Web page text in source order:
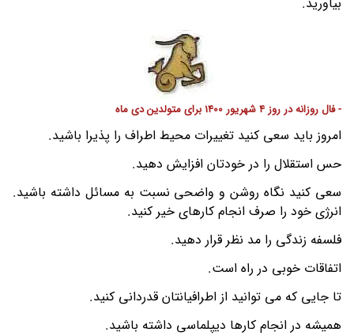
- فال روزانه در روز 4 شهریور 1400 برای متولدین دی ماه
امروز باید سعی کنید تغییرات محیط اطراف را پذیرا باشید.
حس استقلال را در خودتان افزایش دهید.
سعی کنید نگاه روشن و واضحی نسبت به مسائل داشته باشید.
انرژی خود را صرف انجام کارهای خیر کنید.
فلسفه زندگی را مد نظر قرار دهید.
اتفاقات خوبی در راه است.
تا جایی که می توانید از اطرافیانتان قدردانی کنید.
همیشه در انجام کارها دیپلماسی داشته باشید.